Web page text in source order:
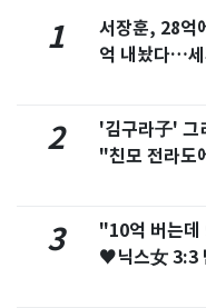
1
서장훈, 28억
억 내놨다…
2
'김구라子' 그
"친모 전라
3
"10억 버는
♥닉스女 3:3